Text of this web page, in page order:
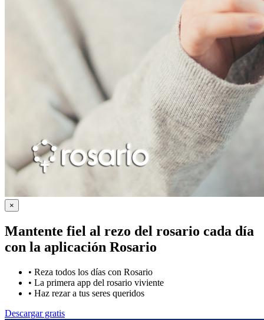
×
Mantente fiel al rezo del rosario cada día
con la aplicación Rosario
• Reza todos los días con Rosario
• La primera app del rosario viviente
• Haz rezar a tus seres queridos
Descargar gratis